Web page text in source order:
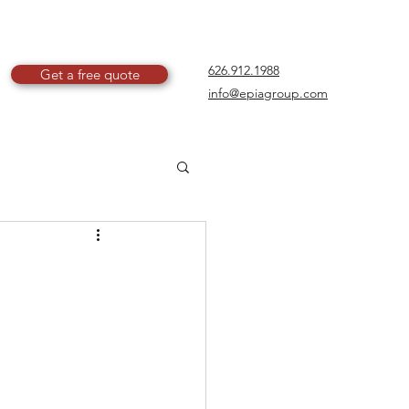
Get a free quote
626.912.1988
info@epiagroup.com